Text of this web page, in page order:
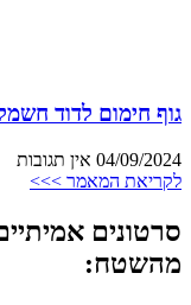
גוף חימום לדוד
04/09/2024 אין תגובות
לקריאת המאמר >>>
סרטונים
מהשטח: